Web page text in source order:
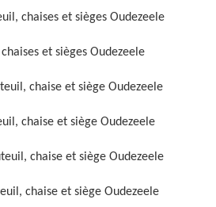
Nettoyage de fauteuil,
chaise et siège 59
chaises et sièges Oudezeele
et sièges Oudezeele
chaise et siège Oudezeele
chaise et siège Oudezeele
chaise et siège Oudezeele
chaise et siège Oudezeele